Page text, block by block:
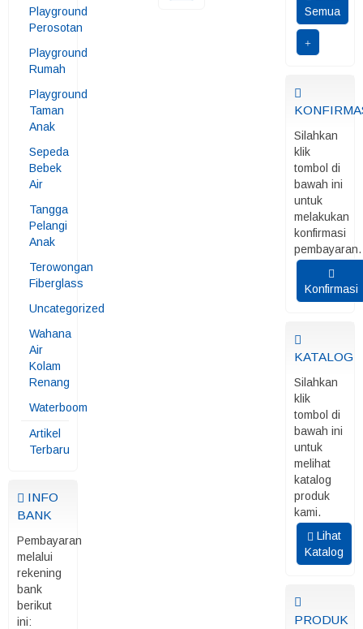
Playground
Perosotan
Playground
Rumah
Playground
Taman
Anak
Sepeda
Bebek
Air
Tangga
Pelangi
Anak
Terowongan
Fiberglass
Uncategorized
Wahana
Air
Kolam
Renang
Waterboom
Artikel
Terbaru
INFO
BANK
Pembayaran
melalui
rekening
bank
berikut
ini:
Semua
Silahkan
klik
tombol di
bawah ini
untuk
melakukan
konfirmasi
pembayaran.
Konfirmasi
KATALOG
Silahkan
klik
tombol di
bawah ini
untuk
melihat
katalog
produk
kami.
Lihat
Katalog
PRODUK